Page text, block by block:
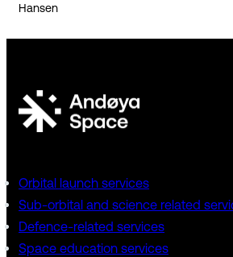
Hansen
Orbital launch services
Sub-orbital and science related
Defence-related services
Space education services